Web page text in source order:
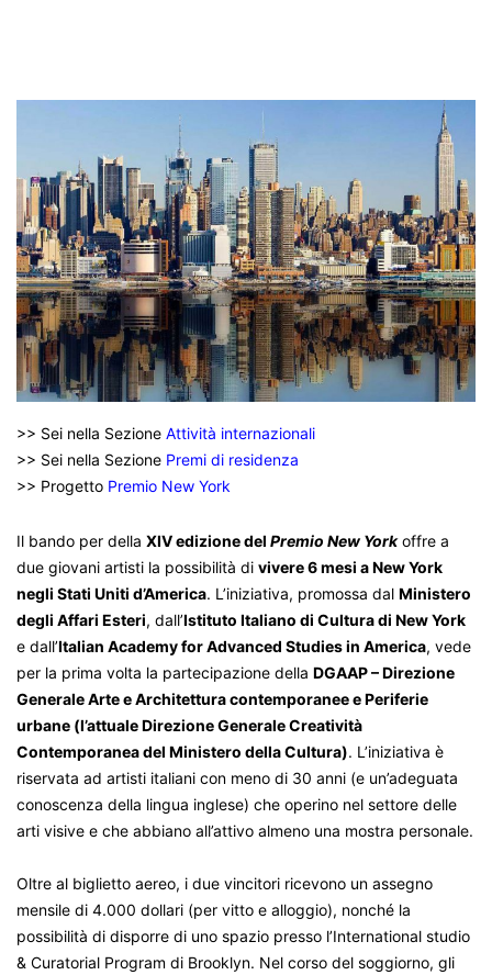
>> Sei nella Sezione Attività internazionali
>> Sei nella Sezione Premi di residenza
>> Progetto Premio New York
Il bando per della XIV edizione del Premio New Yorkoffre a
due giovani artisti la possibilità di vivere 6 mesi a New York
negli Stati Uniti d’America. L’iniziativa, promossa dal Ministero
degli Affari Esteri, dall’Istituto Italiano di Cultura di New York
e dall’Italian Academy for Advanced Studies in America, vede
per la prima volta la partecipazione della DGAAP – Direzione
Generale Arte e Architettura contemporanee e Periferie
urbane (l’attuale Direzione Generale Creatività
Contemporanea del Ministero della Cultura). L’iniziativa è
riservata ad artisti italiani con meno di 30 anni (e un’adeguata
conoscenza della lingua inglese) che operino nel settore delle
arti visive e che abbiano all’attivo almeno una mostra personale.
Oltre al biglietto aereo, i due vincitori ricevono un assegno
mensile di 4.000 dollari (per vitto e alloggio), nonché la
possibilità di disporre di uno spazio presso l’International studio
& Curatorial Program di Brooklyn. Nel corso del soggiorno, gli